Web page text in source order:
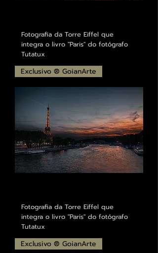
Fotografia da Torre Eiffel que
integra o livro "Paris" do fotógrafo
Tutatux
Exclusivo ® GoianArte
Fotografia da Torre Eiffel que
integra o livro "Paris" do fotógrafo
Tutatux
Exclusivo ® GoianArte